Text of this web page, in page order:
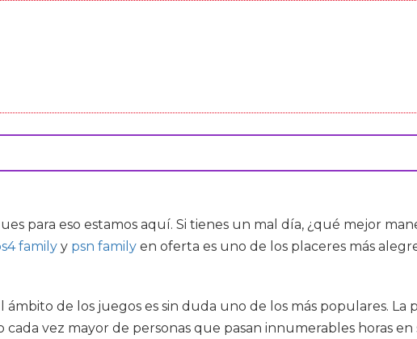
para eso estamos aquí. Si tienes un mal día, ¿qué mejor
family y psn family en oferta es uno de los placeres más
ámbito de los juegos es sin duda uno de los más populares.
vez mayor de personas que pasan innumerables horas